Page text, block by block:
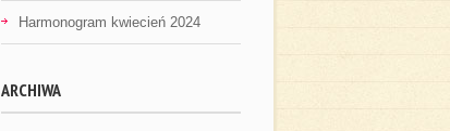
Harmonogram kwiecień 2024
ARCHIWA